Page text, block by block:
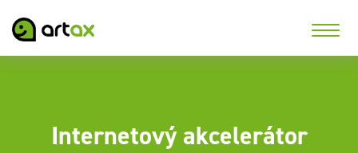
Internetový akcelerátor